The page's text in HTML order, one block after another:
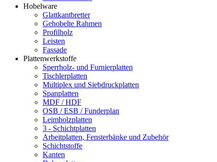
Hobelware
Glattkantbretter
Gehobelte Rahmen
Profilholz
Leisten
Fassade
Plattenwerkstoffe
Sperrholz- und Furnierplatten
Tischlerplatten
Multiplex und Siebdruckplatten
Spanplatten
MDF / HDF
OSB / ESB / Funderplan
Leimholzplatten
3 - Schichtplatten
Arbeitplatten, Fensterbänke und Zubehör
Schichtstoffe
Kanten